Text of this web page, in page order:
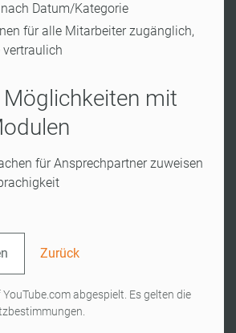
Datum/Kategorie
für alle Mitarbeiter zugänglich,
mit
für Ansprechpartner zuweisen
Zurück
abgespielt. Es gelten die